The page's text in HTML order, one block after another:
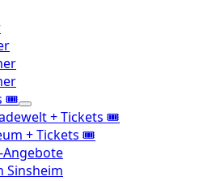
🎟️
+ Tickets 🎟️
+ Tickets 🎟️
Sinsheim